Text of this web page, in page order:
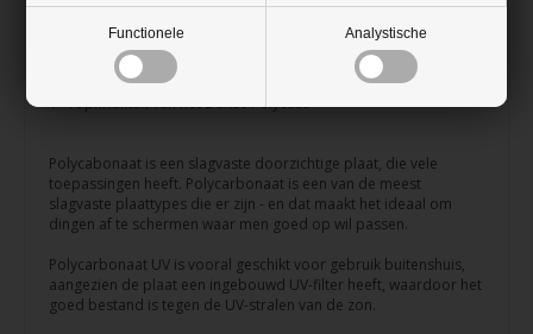
Functionele Analystische
Eenvoudig te zagen met een cirkelzaag met fijn tandblad, een
steekzaag of een handzaag
Topkwaliteit van het Duitse Polycasa
Polycabonaat is een slagvaste doorzichtige plaat, die vele
toepassingen heeft. Polycarbonaat is een van de meest
slagvaste plaattypes die er zijn - en dat maakt het ideaal om
dingen af te schermen waar men goed op wil passen.
Polycarbonaat UV is vooral geschikt voor gebruik buitenshuis,
aangezien de plaat een ingebouwd UV-filter heeft, waardoor het
goed bestand is tegen de UV-stralen van de zon.